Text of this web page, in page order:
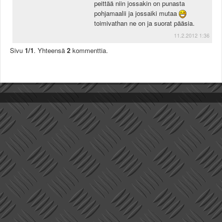
Uudet kommentit
Ohjeet
Ajoneuvot
Osat
TIETOPANKKI
TAPAHTUMAT
MP15 kuvia
MP14 kuvia
MP13 kuvia
ACS 2015 kuvia
Lisää uusi tapahtuma
UUTISET
SÄÄ
peittää niin jossakin on punasta
pohjamaalii ja jossaiki mutaa
toimivathan ne on ja suorat pääsia.
11.2.2012 1:36
Sivu 1/1. Yhteensä 2 kommenttia.